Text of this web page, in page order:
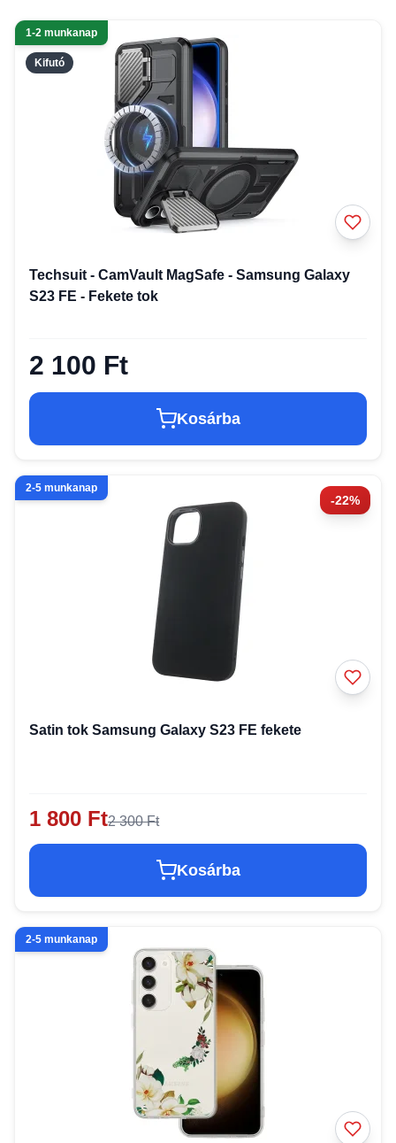
Kifutó
1-2 munkanap
Techsuit - CamVault MagSafe - Samsung Galaxy
S23 FE - Fekete tok
2 100 Ft
Kosárba
-22%
2-5 munkanap
Satin tok Samsung Galaxy S23 FE fekete
1 800 Ft2 300 Ft
Kosárba
2-5 munkanap